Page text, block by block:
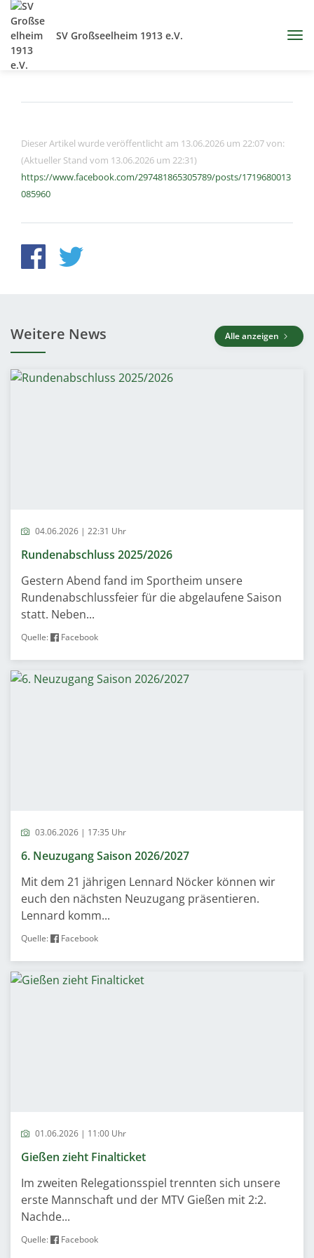
SV Großseelheim 1913 e.V.
Dieser Artikel wurde veröffentlicht am 13.06.2026 um 22:07 von:
(Aktueller Stand vom 13.06.2026 um 22:31)
https://www.facebook.com/297481865305789/posts/1719680013
085960
Weitere News Alle anzeigen
04.06.2026 | 22:31 Uhr
Rundenabschluss 2025/2026
Gestern Abend fand im Sportheim unsere
Rundenabschlussfeier für die abgelaufene Saison
statt. Neben...
Quelle: Facebook
03.06.2026 | 17:35 Uhr
6. Neuzugang Saison 2026/2027
Mit dem 21 jährigen Lennard Nöcker können wir
euch den nächsten Neuzugang präsentieren.
Lennard komm...
Quelle: Facebook
01.06.2026 | 11:00 Uhr
Gießen zieht Finalticket
Im zweiten Relegationsspiel trennten sich unsere
erste Mannschaft und der MTV Gießen mit 2:2.
Nachde...
Quelle: Facebook